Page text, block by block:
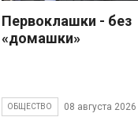
Первоклашки - без
«домашки»
ОБЩЕСТВО 08 августа 2026